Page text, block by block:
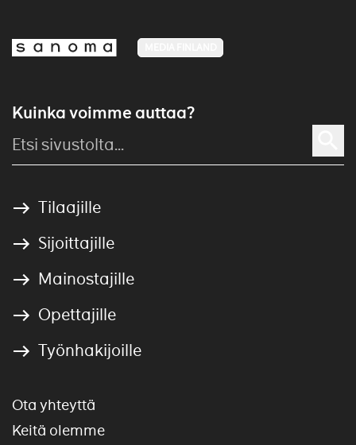
Kuinka voimme auttaa?
Tilaajille
Sijoittajille
Mainostajille
Opettajille
Työnhakijoille
Ota yhteyttä
Keitä olemme